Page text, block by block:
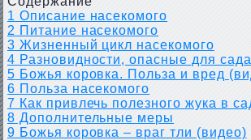
1 Описание насекомого
2 Питание насекомого
3 Жизненный цикл насекомого
4 Разновидности, опасные для сада
5 Божья коровка. Польза и вред
6 Польза насекомого
7 Как привлечь полезного жука в
8 Дополнительные меры
9 Божья коровка – враг тли (видео)